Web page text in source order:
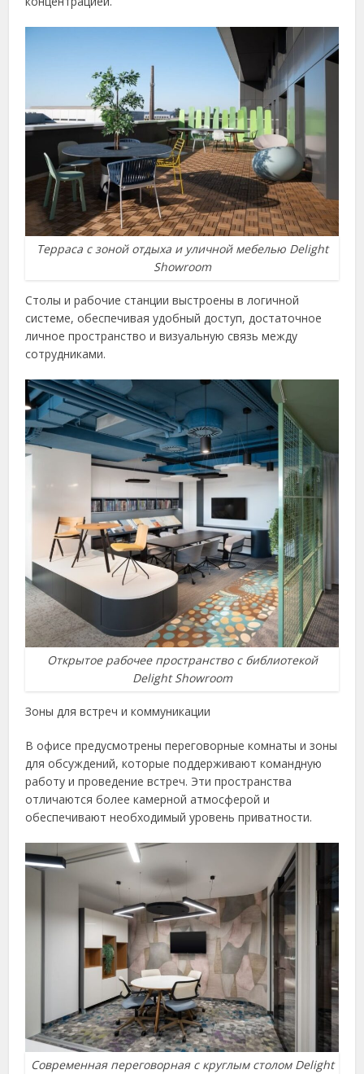
Терраса с зоной отдыха и уличной мебелью Delight
Showroom
Столы и рабочие станции выстроены в логичной
системе, обеспечивая удобный доступ, достаточное
личное пространство и визуальную связь между
сотрудниками.
Открытое рабочее пространство с библиотекой
Delight Showroom
Зоны для встреч и коммуникации
В офисе предусмотрены переговорные комнаты и зоны
для обсуждений, которые поддерживают командную
работу и проведение встреч. Эти пространства
отличаются более камерной атмосферой и
обеспечивают необходимый уровень приватности.
Современная переговорная с круглым столом Delight